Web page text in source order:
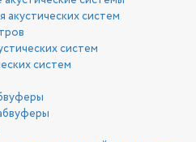
акустических систем
систем
систем